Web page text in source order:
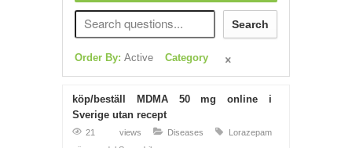
Search
Order By: Active Category
köp/beställ MDMA 50 mg online i
Sverige utan recept
21 views Diseases
Lorazepam